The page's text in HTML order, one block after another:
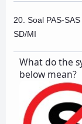
20. Soal PAS-
SD/MI
What do the
below mean?